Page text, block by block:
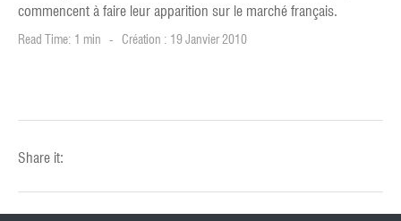
commencent à faire leur apparition sur le marché français.
Read Time: 1 min Création : 19 Janvier 2010
Share it: